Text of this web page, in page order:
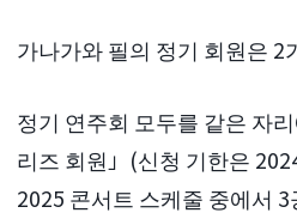
가나가와 필의 정기 회원은 2
정기 연주회 모두를 같은 자
리즈 회원」(신청 기한은
2025 콘서트 스케줄 중에서